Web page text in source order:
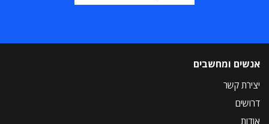
אנשים ומחשבים
יצירת קשר
דרושים
אודות